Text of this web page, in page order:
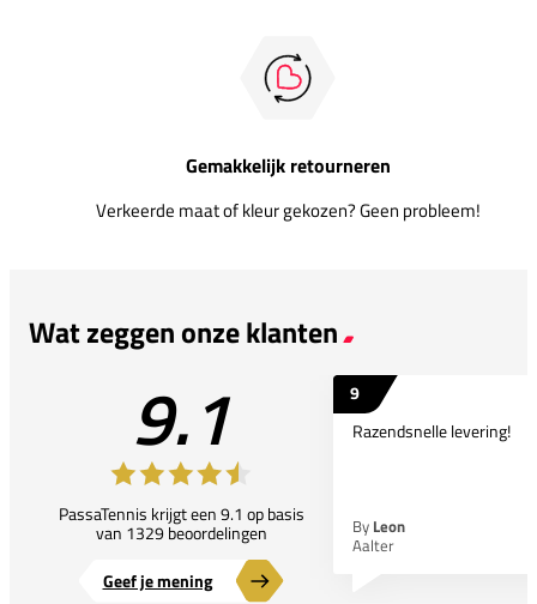
Gemakkelijk retourneren
Verkeerde maat of kleur gekozen? Geen probleem!
Wat zeggen onze klanten
9.1
PassaTennis krijgt een 9.1 op basis
van 1329 beoordelingen
Geef je mening
9
Razendsnelle levering!
By Leon
Aalter